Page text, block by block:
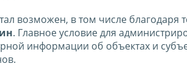
возможен, в том числе благодаря
. Главное условие для
информации об объектах и